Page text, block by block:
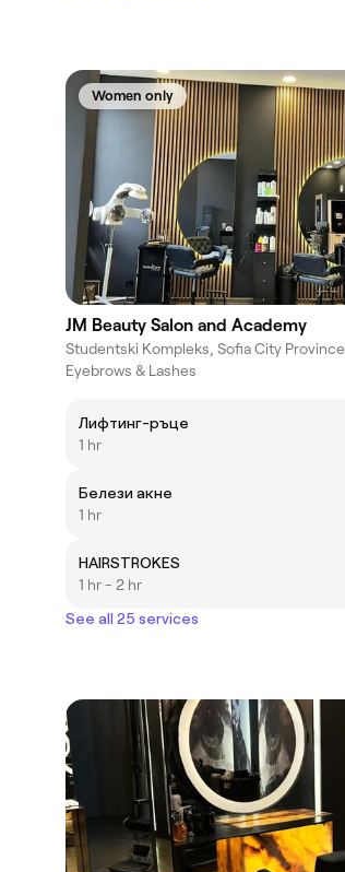
Women only
JM Beauty Salon and Academy
Studentski Kompleks, Sofia City Province
Eyebrows & Lashes
Лифтинг-ръце
1 hr
Белези акне
1 hr
HAIRSTROKES
1 hr - 2 hr
See all 25 services